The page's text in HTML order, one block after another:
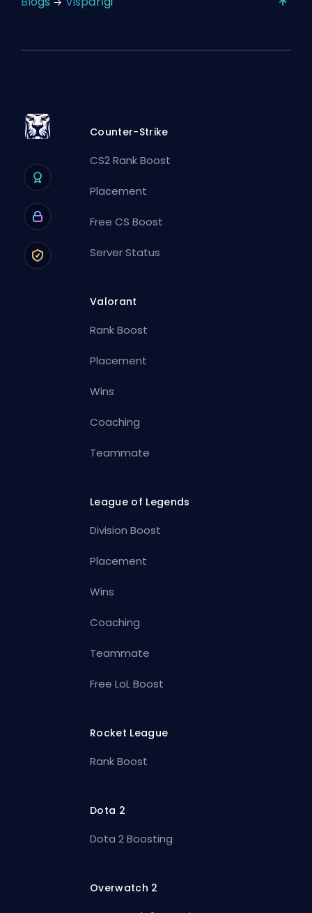
Counter-Strike
CS2 Rank Boost
Placement
Free CS Boost
Server Status
Valorant
Rank Boost
Placement
Wins
Coaching
Teammate
League of Legends
Division Boost
Placement
Wins
Coaching
Teammate
Free LoL Boost
Rocket League
Rank Boost
Dota 2
Dota 2 Boosting
Overwatch 2